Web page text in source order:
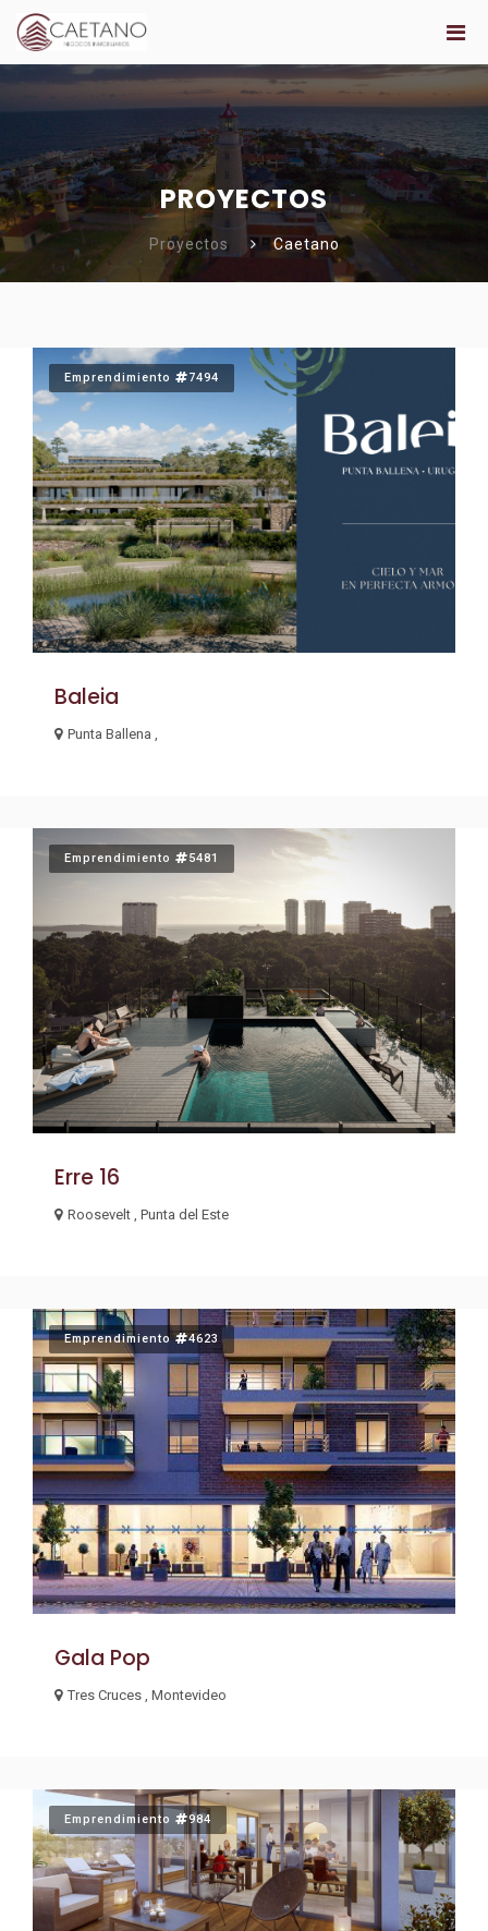
PROYECTOS
Proyectos Caetano
Emprendimiento 7494
Baleia
Punta Ballena ,
Emprendimiento 5481
Erre 16
Roosevelt , Punta del Este
Emprendimiento 4623
Gala Pop
Tres Cruces , Montevideo
Emprendimiento 984